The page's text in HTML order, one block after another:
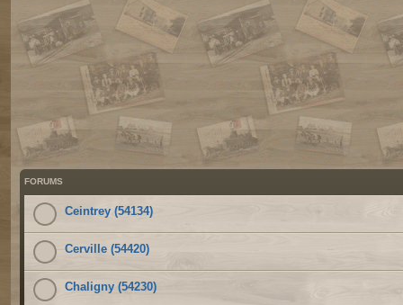
FORUMS
Ceintrey (54134)
Cerville (54420)
Chaligny (54230)